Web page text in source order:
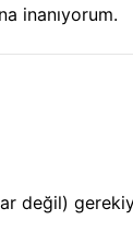
inanıyorum.
değil)